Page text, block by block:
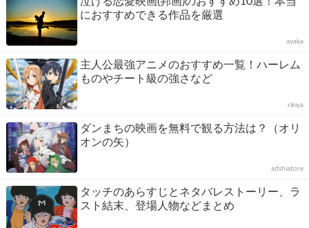
におすすめできる作品を厳選
ayaka
主人公最強アニメのおすすめ一覧！ハーレム
ものやチート級の強さなど
rikiya
ダンまちの映画を無料で観る方法は？（オリ
オンの矢）
adshiatore
タッチのあらすじとネタバレストーリー、ラ
スト結末、登場人物などまとめ